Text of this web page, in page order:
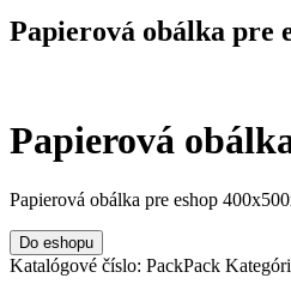
Papierová obálka pre
Papierová
Papierová obálka pre eshop
Do eshopu
Katalógové číslo: PackPack